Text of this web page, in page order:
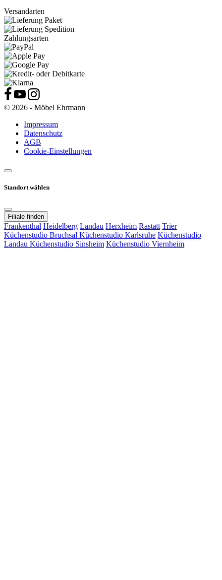
Versandarten
Zahlungsarten
© 2026 - Möbel Ehrmann
Impressum
Datenschutz
AGB
Cookie-Einstellungen
Standort wählen
Filiale finden
Frankenthal Heidelberg Landau Herxheim Rastatt Trier
Küchenstudio Bruchsal Küchenstudio Karlsruhe Küchenstudio
Landau Küchenstudio Sinsheim Küchenstudio Viernheim